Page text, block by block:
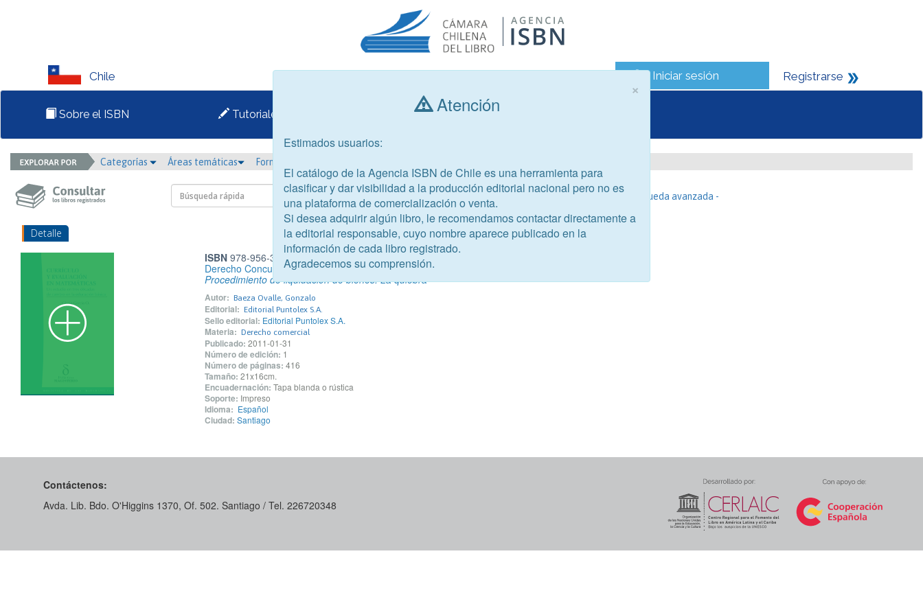
Chile Iniciar sesión Registrarse
Sobre el ISBN Tutoriales Consultar libros
Categorías Áreas temáticas Formato
- Búsqueda avanzada -
Detalle
ISBN978-956-337-072-0
Derecho Concursal. Tomo II
Procedimiento de liquidación de bienes. La quiebra
Autor: Baeza Ovalle, Gonzalo
Editorial: Editorial Puntolex S.A.
Sello editorial: Editorial Puntolex S.A.
Materia: Derecho comercial
Publicado: 2011-01-31
Número de edición: 1
Número de páginas: 416
Tamaño: 21x16cm.
Encuadernación: Tapa blanda o rústica
Soporte: Impreso
Idioma: Español
Ciudad: Santiago
Contáctenos:
Avda. Lib. Bdo. O'Higgins 1370, Of. 502. Santiago / Tel. 226720348
×
Atención
Estimados usuarios:
El catálogo de la Agencia ISBN de Chile es una herramienta para
clasificar y dar visibilidad a la producción editorial nacional pero no es
una plataforma de comercialización o venta.
Si desea adquirir algún libro, le recomendamos contactar directamente a
la editorial responsable, cuyo nombre aparece publicado en la
información de cada libro registrado.
Agradecemos su comprensión.